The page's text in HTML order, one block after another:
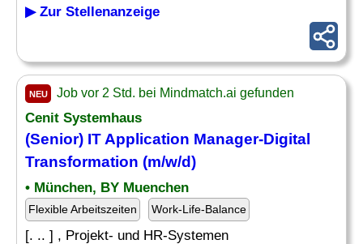
▶ Zur Stellenanzeige
NEU Job vor 2 Std. bei Mindmatch.ai gefunden
Cenit Systemhaus
(Senior) IT Application Manager-Digital
Transformation (m/w/d)
• München, BY Muenchen
Flexible Arbeitszeiten Work-Life-Balance
[. .. ] , Projekt- und HR-Systemen